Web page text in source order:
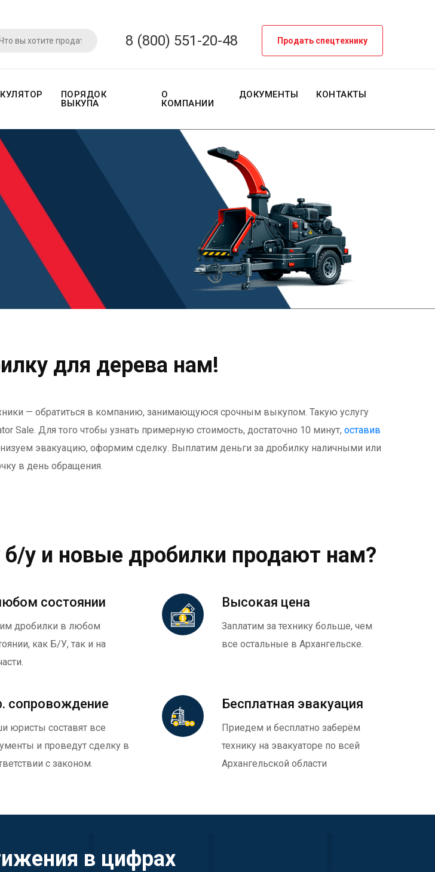
8 (800) 551-20-48 Продать спецтехнику
ПОРЯДОК
ВЫКУПА
О
КОМПАНИИ
ДОКУМЕНТЫ КОНТАКТЫ
для дерева нам!
— обратиться в компанию, занимающуюся срочным выкупом. Такую услугу
Sale. Для того чтобы узнать примерную стоимость, достаточно 10 минут, оставив
эвакуацию, оформим сделку. Выплатим деньги за дробилку наличными или
в день обращения.
у и новые дробилки продают нам?
состоянии
дробилки в любом
как Б/У, так и на
Высокая цена
Заплатим за технику больше, чем
все остальные в Архангельске.
сопровождение
юристы составят все
и проведут сделку в
с законом.
Бесплатная эвакуация
Приедем и бесплатно заберём
технику на эвакуаторе по всей
Архангельской области
в цифрах